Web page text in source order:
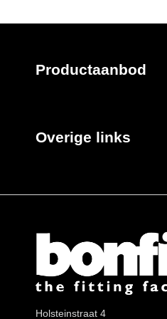
Productaanbod
Overige links
Holsteinstraat 4